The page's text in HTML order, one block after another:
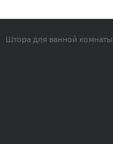
Штора для ванной комнаты